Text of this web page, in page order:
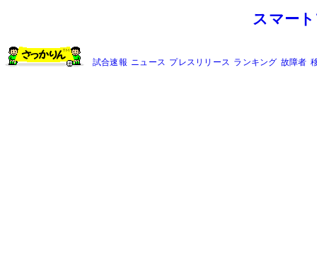
スマー
試合速報 ニュース プレスリリース ランキング 故障者